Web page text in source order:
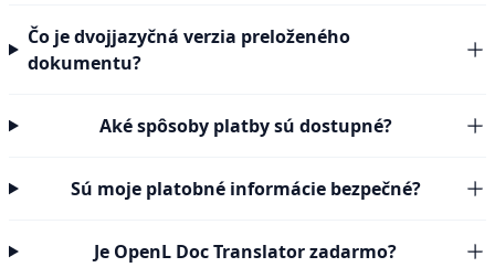
Čo je dvojjazyčná verzia preloženého
dokumentu?
Aké spôsoby platby sú dostupné?
Sú moje platobné informácie bezpečné?
Je OpenL Doc Translator zadarmo?